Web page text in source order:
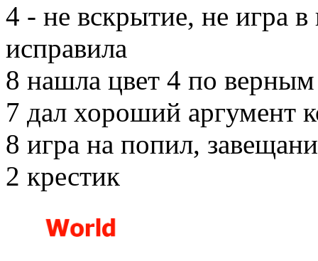
4 - не вскрытие, не игра
исправила
8 нашла цвет 4 по
7 дал хороший аргумент
8 игра на попил,
2 крестик